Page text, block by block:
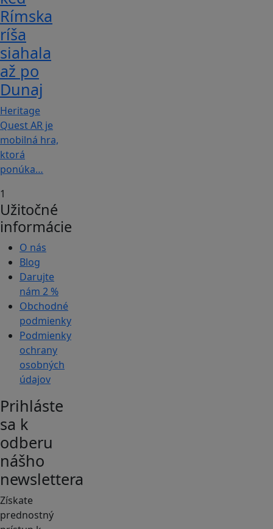
Rímska
ríša
siahala
až po
Dunaj
Heritage
Quest AR je
mobilná hra,
ktorá
ponúka…
1
Užitočné
informácie
O nás
Blog
Darujte
nám 2 %
Obchodné
podmienky
Podmienky
ochrany
osobných
údajov
Prihláste
sa k
odberu
nášho
newslettera
Získate
prednostný